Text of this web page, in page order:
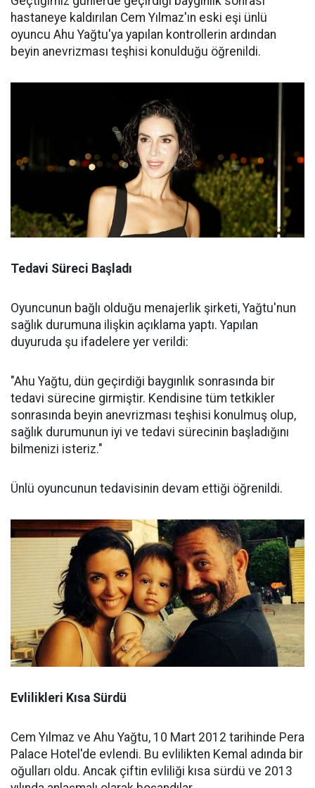
hastaneye kaldırılan Cem Yılmaz'ın eski eşi ünlü
oyuncu Ahu Yağtu'ya yapılan kontrollerin ardından
beyin anevrizması teşhisi konulduğu öğrenildi.
Tedavi Süreci Başladı
Oyuncunun bağlı olduğu menajerlik şirketi, Yağtu'nun
sağlık durumuna ilişkin açıklama yaptı. Yapılan
duyuruda şu ifadelere yer verildi:
"Ahu Yağtu, dün geçirdiği baygınlık sonrasında bir
tedavi sürecine girmiştir. Kendisine tüm tetkikler
sonrasında beyin anevrizması teşhisi konulmuş olup,
sağlık durumunun iyi ve tedavi sürecinin başladığını
bilmenizi isteriz."
Ünlü oyuncunun tedavisinin devam ettiği öğrenildi.
Evlilikleri Kısa Sürdü
Cem Yılmaz ve Ahu Yağtu, 10 Mart 2012 tarihinde Pera
Palace Hotel'de evlendi. Bu evlilikten Kemal adında bir
oğulları oldu. Ancak çiftin evliliği kısa sürdü ve 2013